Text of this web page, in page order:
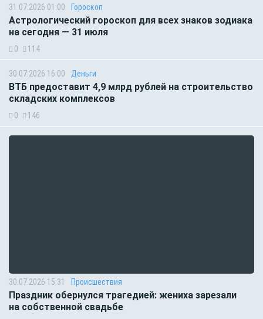
31.07.2026 01:00 Гороскоп
Астрологический гороскоп для всех знаков зодиака
на сегодня — 31 июля
0 114
30.07.2026 16:00 Деньги
ВТБ предоставит 4,9 млрд рублей на строительство
складских комплексов
0 146
30.07.2026 15:31 Происшествия
Праздник обернулся трагедией: жениха зарезали
на собственной свадьбе